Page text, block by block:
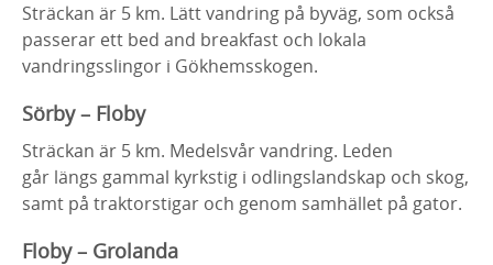
Sträckan är 5 km. Lätt vandring på byväg, som också
passerar ett bed and breakfast och lokala
vandringsslingor i Gökhemsskogen.
Sörby – Floby
Sträckan är 5 km. Medelsvår vandring. Leden
går längs gammal kyrkstig i odlingslandskap och skog,
samt på traktorstigar och genom samhället på gator.
Floby – Grolanda